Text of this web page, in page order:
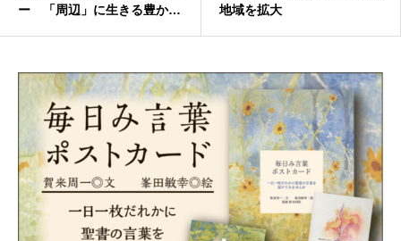
ー 「周辺」に生きる豊か
地域を拡大